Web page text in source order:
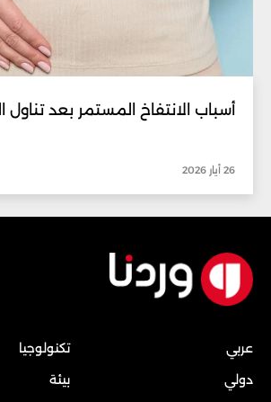
أسباب الانتفاخ المستمر بعد تناول
26 أيار 2026
عربي
دولي
تكنولوجيا
بيئة